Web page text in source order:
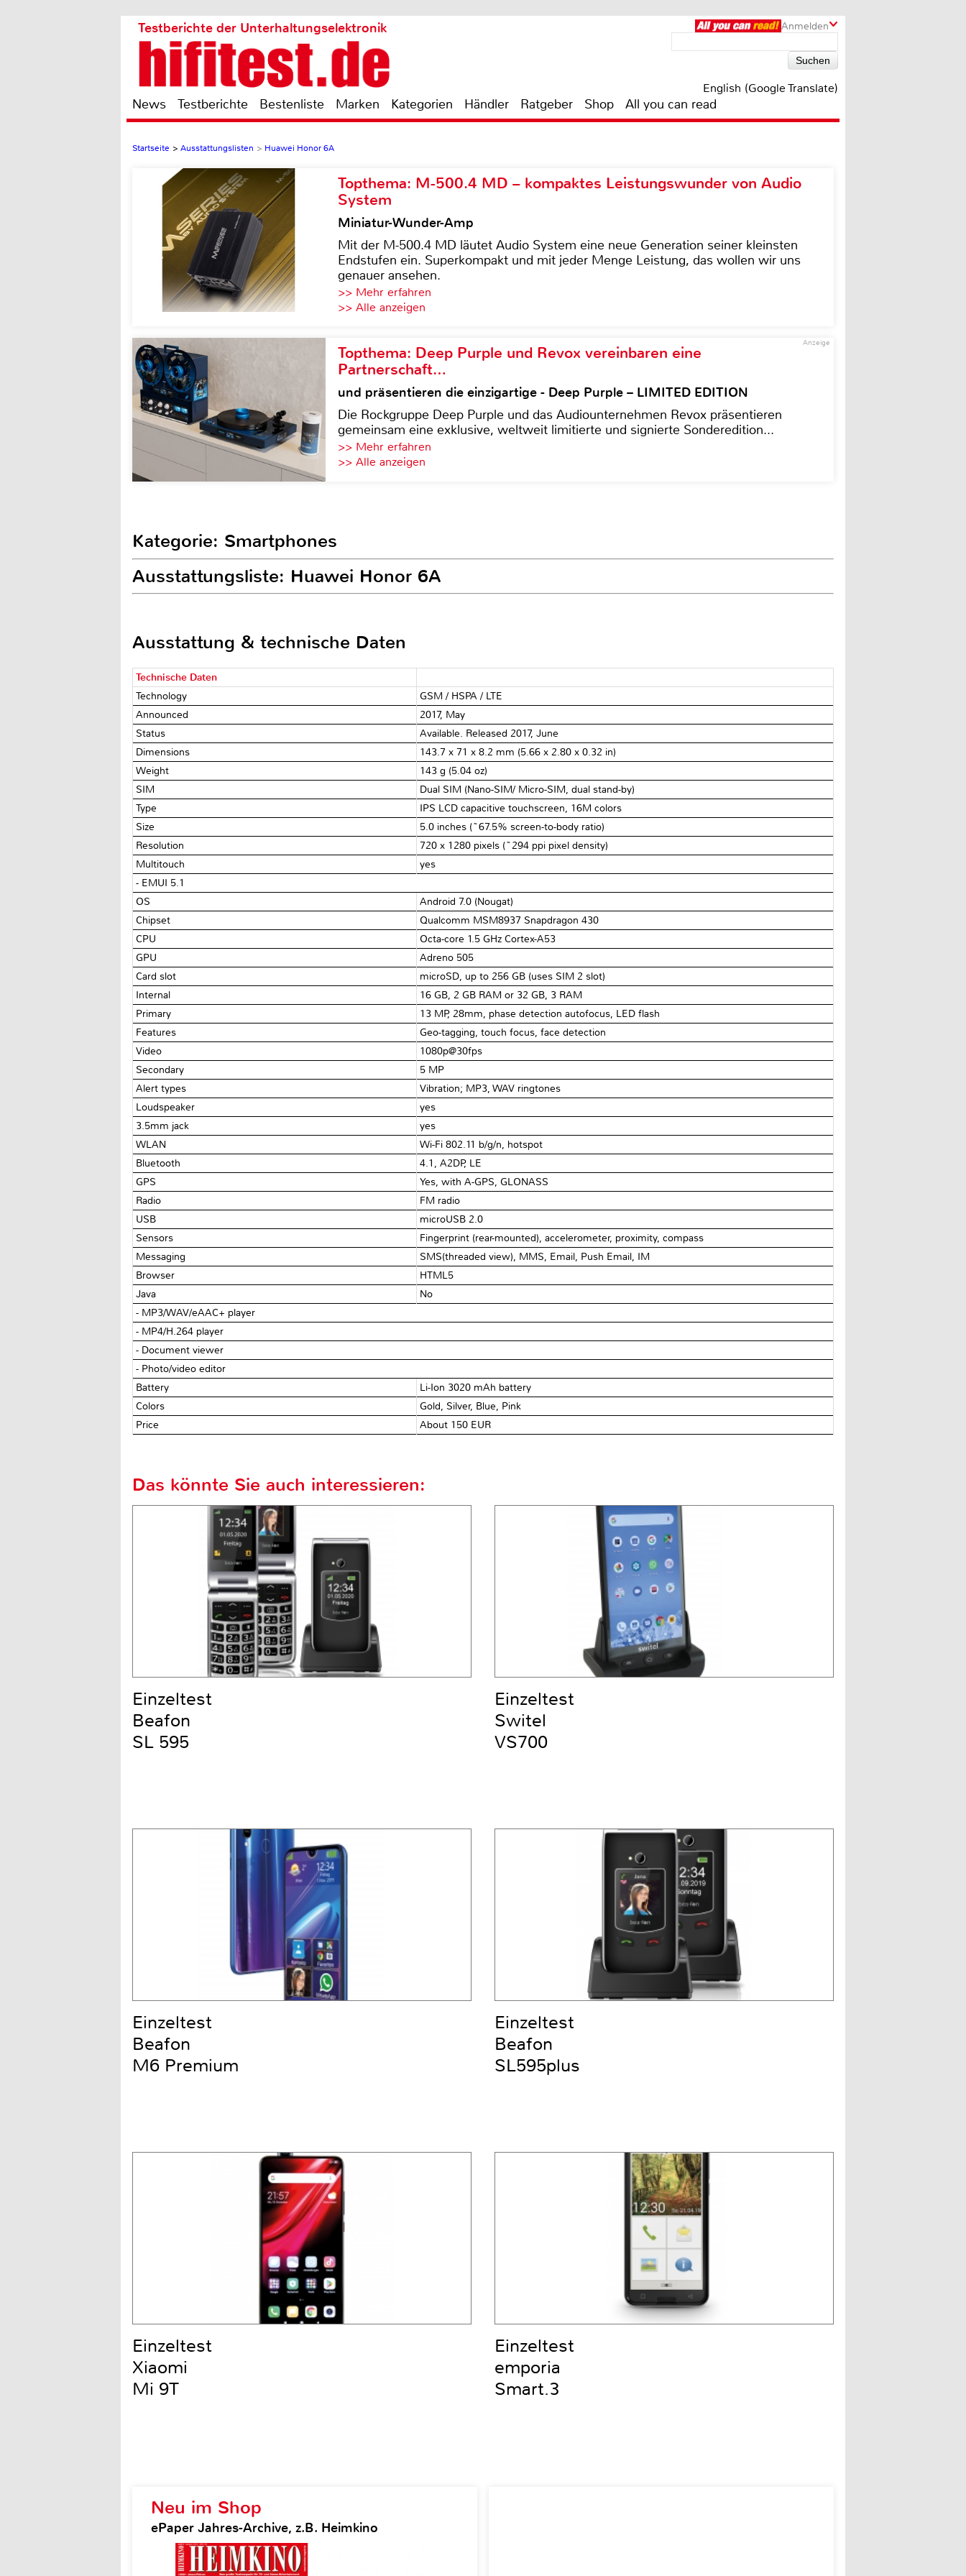
Anmelden
Testberichte der Unterhaltungselektronik
English (Google Translate)
News Testberichte Bestenliste Marken Kategorien Händler Ratgeber Shop All you can read
Startseite > Ausstattungslisten > Huawei Honor 6A
Topthema: M-500.4 MD – kompaktes Leistungswunder von Audio
System
Miniatur-Wunder-Amp
Mit der M-500.4 MD läutet Audio System eine neue Generation seiner kleinsten
Endstufen ein. Superkompakt und mit jeder Menge Leistung, das wollen wir uns
genauer ansehen.
>> Mehr erfahren
>> Alle anzeigen
Anzeige
Topthema: Deep Purple und Revox vereinbaren eine
Partnerschaft…
und präsentieren die einzigartige - Deep Purple – LIMITED EDITION
Die Rockgruppe Deep Purple und das Audiounternehmen Revox präsentieren
gemeinsam eine exklusive, weltweit limitierte und signierte Sonderedition...
>> Mehr erfahren
>> Alle anzeigen
Kategorie: Smartphones
Ausstattungsliste: Huawei Honor 6A
Ausstattung & technische Daten
Technische Daten
Technology
GSM / HSPA / LTE
Announced
2017, May
Status
Available. Released 2017, June
Dimensions
143.7 x 71 x 8.2 mm (5.66 x 2.80 x 0.32 in)
Weight
143 g (5.04 oz)
SIM
Dual SIM (Nano-SIM/ Micro-SIM, dual stand-by)
Type
IPS LCD capacitive touchscreen, 16M colors
Size
5.0 inches (~67.5% screen-to-body ratio)
Resolution
720 x 1280 pixels (~294 ppi pixel density)
Multitouch
yes
- EMUI 5.1
OS
Android 7.0 (Nougat)
Chipset
Qualcomm MSM8937 Snapdragon 430
CPU
Octa-core 1.5 GHz Cortex-A53
GPU
Adreno 505
Card slot
microSD, up to 256 GB (uses SIM 2 slot)
Internal
16 GB, 2 GB RAM or 32 GB, 3 RAM
Primary
13 MP, 28mm, phase detection autofocus, LED flash
Features
Geo-tagging, touch focus, face detection
Video
1080p@30fps
Secondary
5 MP
Alert types
Vibration; MP3, WAV ringtones
Loudspeaker
yes
3.5mm jack
yes
WLAN
Wi-Fi 802.11 b/g/n, hotspot
Bluetooth
4.1, A2DP, LE
GPS
Yes, with A-GPS, GLONASS
Radio
FM radio
USB
microUSB 2.0
Sensors
Fingerprint (rear-mounted), accelerometer, proximity, compass
Messaging
SMS(threaded view), MMS, Email, Push Email, IM
Browser
HTML5
Java
No
- MP3/WAV/eAAC+ player
- MP4/H.264 player
- Document viewer
- Photo/video editor
Battery
Li-Ion 3020 mAh battery
Colors
Gold, Silver, Blue, Pink
Price
About 150 EUR
Neu im Shop
ePaper Jahres-Archive, z.B. Heimkino
Das könnte Sie auch interessieren:
Einzeltest
Beafon
SL 595
Einzeltest
Switel
VS700
Einzeltest
Beafon
M6 Premium
Einzeltest
Beafon
SL595plus
Einzeltest
Xiaomi
Mi 9T
Einzeltest
emporia
Smart.3